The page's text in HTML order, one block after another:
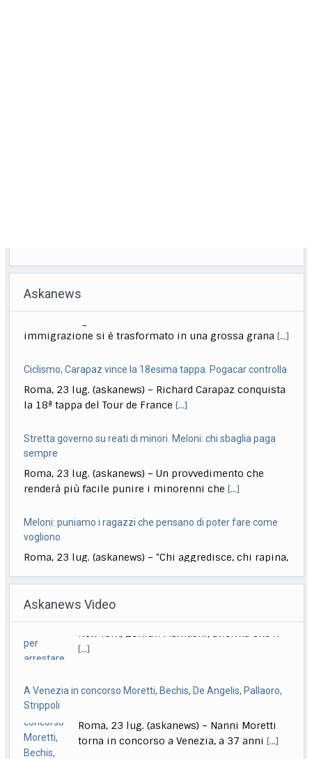
Askanews
Ciclismo, Carapaz vince la 18esima tappa. Pogacar controlla
la 18ª tappa del Tour de France[...]
Stretta governo su reati di minori. Meloni: chi sbaglia paga
Roma, 23 lug. (askanews) – Un provvedimento che
renderà più facile punire i minorenni che
Meloni: puniamo i ragazzi che pensano di poter fare come
Roma, 23 lug. (askanews) – "Chi aggredisce, chi rapina,
chi devasta deve pagare sempre, anche
disponibilità di Calabresi
Roma, 23 lug. (askanews) – Si accende il clima politico
a Milano in vista delle[...]
Allarme rosso su dl giustizia-immigrazione, caos
Roma, 23 lug. (askanews) – Il dl Giustizia-
immigrazione si è trasformato in una grossa grana
Askanews Video
A Venezia in concorso Moretti, Bechis, De Angelis, Pallaoro,
Strippoli
torna in concorso a Venezia, a 37 anni[...]
Ok da Cdm a ddl su imputabilità minori, Nordio: non abbassa